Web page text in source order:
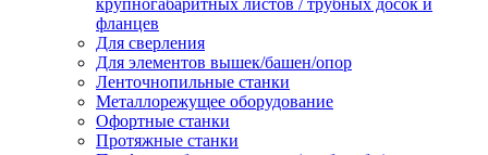
крупногабаритных листов / трубных досок и
фланцев
Для сверления
Для элементов вышек/башен/опор
Ленточнопильные станки
Металлорежущее оборудование
Офортные станки
Протяжные станки